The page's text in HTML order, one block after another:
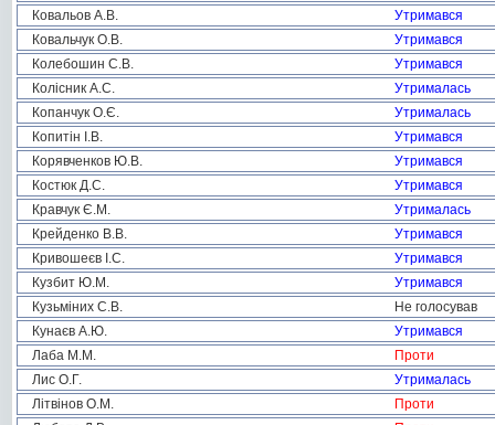
Ковальов А.В.
Утримався
Ковальчук О.В.
Утримався
Колебошин С.В.
Утримався
Колісник А.С.
Утрималась
Копанчук О.Є.
Утрималась
Копитін І.В.
Утримався
Корявченков Ю.В.
Утримався
Костюк Д.С.
Утримався
Кравчук Є.М.
Утрималась
Крейденко В.В.
Утримався
Кривошеєв І.С.
Утримався
Кузбит Ю.М.
Утримався
Кузьміних С.В.
Не голосував
Кунаєв А.Ю.
Утримався
Лаба М.М.
Проти
Лис О.Г.
Утрималась
Літвінов О.М.
Проти